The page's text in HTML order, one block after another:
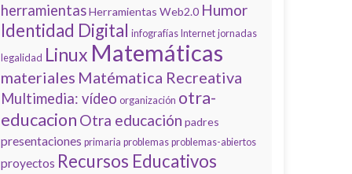
herramientasHerramientas Web2.0 Humor
Identidad Digital infografías Internet jornadas
legalidad Linux Matemáticas
materiales Matématica Recreativa
Multimedia: vídeo organización otra-
educacion Otra educación padres
presentaciones primaria problemas problemas-abiertos
proyectos Recursos Educativos